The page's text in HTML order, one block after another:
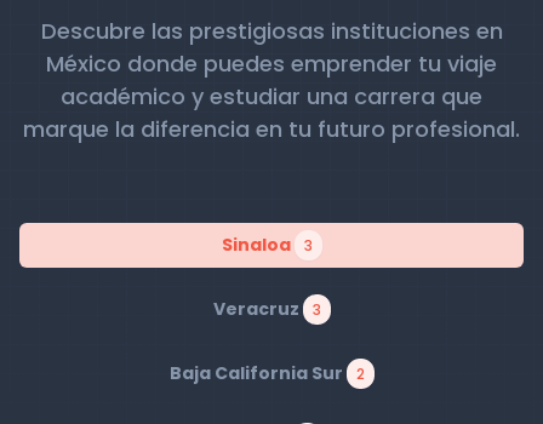
Descubre las prestigiosas instituciones en
México donde puedes emprender tu viaje
académico y estudiar una carrera que
marque la diferencia en tu futuro profesional.
Sinaloa 3
Veracruz 3
Baja California Sur 2